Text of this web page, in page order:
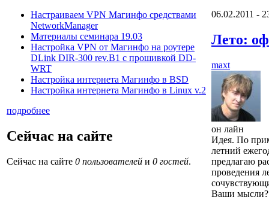
Настраиваем VPN Магинфо средствами
NetworkManager
Материалы семинара 19.03
Настройка VPN от Магинфо на роутере
DLink DIR-300 rev.B1 с прошивкой DD-
WRT
Настройка интернета Магинфо в BSD
Настройка интернета Магинфо в Linux v.2
подробнее
Сейчас на сайте
Сейчас на сайте 0 пользователей и 0 гостей.
06.02.2011 -
Лето:
maxt
он лайн
Идея. По
летний
предлагаю
проведения
Ваши мысли?